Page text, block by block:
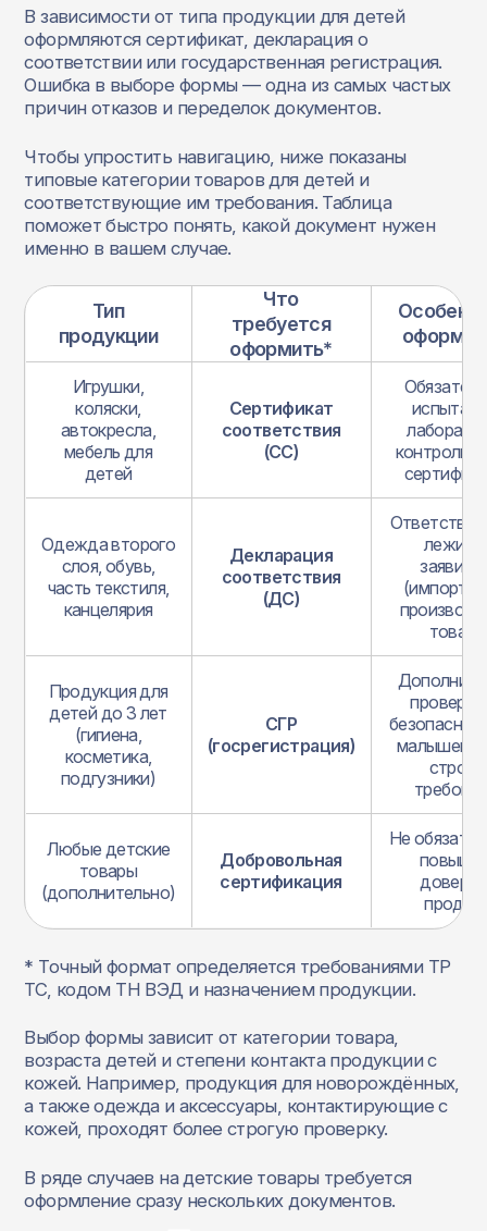
В зависимости от типа продукции для детей
оформляются сертификат, декларация о
соответствии или государственная регистрация.
Ошибка в выборе формы — одна из самых частых
причин отказов и переделок документов.
Чтобы упростить навигацию, ниже показаны
типовые категории товаров для детей и
соответствующие им требования. Таблица
поможет быстро понять, какой документ нужен
именно в вашем случае.
Тип
продукции
Что
требуется
оформить*
Игрушки,
коляски,
автокресла,
мебель для
детей
Сертификат
соответствия
(СС)
контроль
Одежда второго
слоя, обувь,
часть текстиля,
канцелярия
Декларация
соответствия
(ДС)
лежит
Продукция для
детей до 3 лет
(гигиена,
косметика,
подгузники)
СГР
(госрегистрация)
малышей,
Любые детские
товары
(дополнительно)
Добровольная
сертификация
Не
* Точный формат определяется требованиями ТР
ТС, кодом ТН ВЭД и назначением продукции.
Выбор формы зависит от категории товара,
возраста детей и степени контакта продукции с
кожей. Например, продукция для новорождённых,
а также одежда и аксессуары, контактирующие с
кожей, проходят более строгую проверку.
В ряде случаев на детские товары требуется
оформление сразу нескольких документов.